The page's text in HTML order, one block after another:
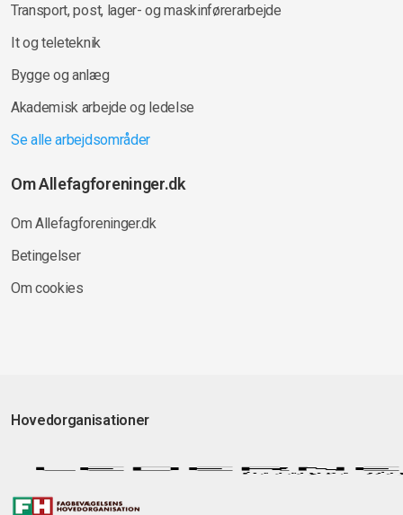
Transport, post, lager- og maskinførerarbejde
It og teleteknik
Bygge og anlæg
Akademisk arbejde og ledelse
Se alle arbejdsområder
Om Allefagforeninger.dk
Om Allefagforeninger.dk
Betingelser
Om cookies
Hovedorganisationer